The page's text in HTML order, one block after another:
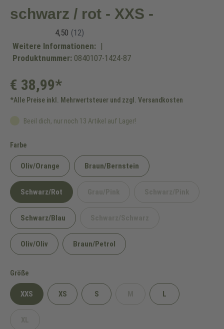
schwarz / rot - XXS -
Weitere Informationen: |
Produktnummer: 0840107-1424-87
€ 38,99*
*Alle Preise inkl. Mehrwertsteuer und zzgl. Versandkosten
Beeil dich, nur noch 13 Artikel auf Lager!
Farbeauswählen
Oliv/Orange Braun/Bernstein
Schwarz/Rot
Schwarz/Blau
Oliv/Oliv Braun/Petrol
Größeauswählen
XXS XS S (Diese Option ist zurzeit nicht
L